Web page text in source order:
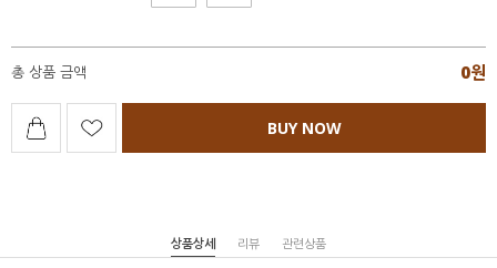
총 상품 금액 0원
BUY NOW
상품상세 리뷰 관련상품